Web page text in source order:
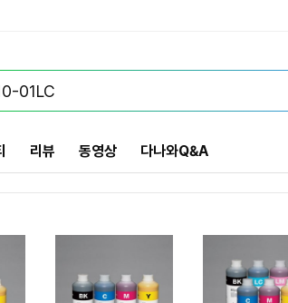
리뷰 동영상 다나와Q&A